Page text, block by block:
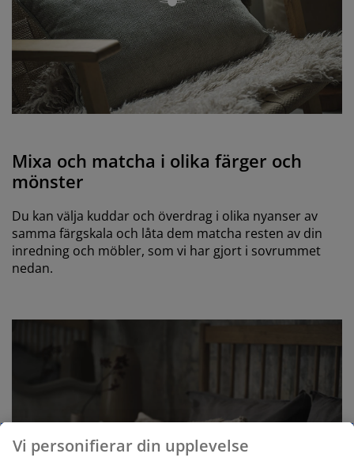
pågående
Mixa och matcha i olika färger och
mönster
Du kan välja kuddar och överdrag i olika nyanser av
samma färgskala och låta dem matcha resten av din
inredning och möbler, som vi har gjort i sovrummet
nedan.
Vi personifierar din upplevelse